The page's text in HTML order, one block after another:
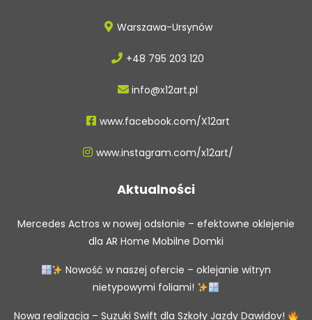
Warszawa-Ursynów
+48 795 203 120
info@x12art.pl
www.facebook.com/X12art
www.instagram.com/x12art/
Aktualności
Mercedes Actros w nowej odsłonie – efektowne oklejenie
dla AR Home Mobilne Domki
Nowość w naszej ofercie – oklejanie witryn
nietypowymi foliami!
Nowa realizacja – Suzuki Swift dla Szkoły Jazdy Dawidov!